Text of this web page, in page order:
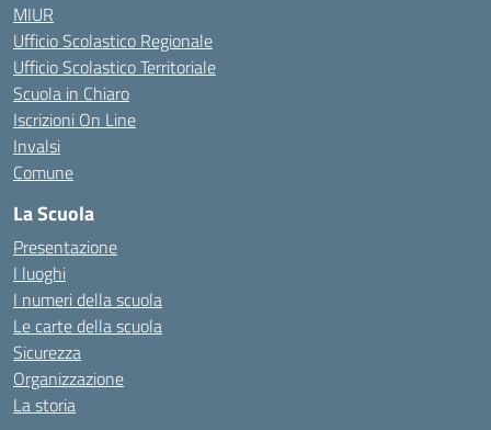
MIUR
Ufficio Scolastico Regionale
Ufficio Scolastico Territoriale
Scuola in Chiaro
Iscrizioni On Line
Invalsi
Comune
La Scuola
Presentazione
I luoghi
I numeri della scuola
Le carte della scuola
Sicurezza
Organizzazione
La storia